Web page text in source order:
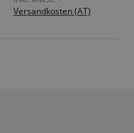
Versandkosten (AT)